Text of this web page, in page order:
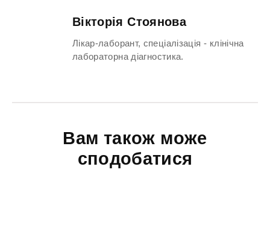
Вікторія Стоянова
Лікар-лаборант, спеціалізація - клінічна
лабораторна діагностика.
Вам також може
сподобатися